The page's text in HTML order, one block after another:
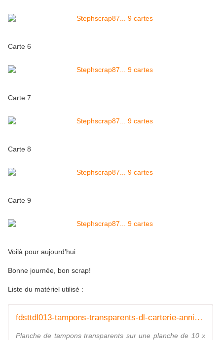
Carte 6
Carte 7
Carte 8
Carte 9
Voilà pour aujourd'hui
Bonne journée, bon scrap!
Liste du matériel utilisé :
fdsttdl013-tampons-transparents-dl-carterie-anniversaire FEE DU SCRAP
Planche de tampons transparents sur une planche de 10 x